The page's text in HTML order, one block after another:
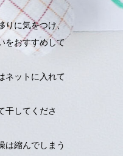
りに気をつけ、
をおすすめして
ネットに入れて
干してくださ
は縮んでしまう